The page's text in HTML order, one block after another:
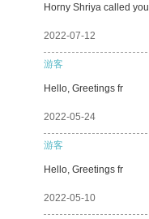
Horny Shriya called you
2022-07-12
游客
Hello, Greetings fr
2022-05-24
游客
Hello, Greetings fr
2022-05-10